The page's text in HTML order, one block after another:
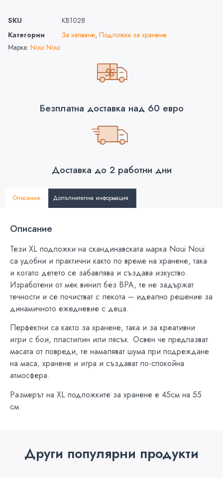
SKU
KB1028
Категории
За хапване, Подложки за хранене
Марка: Noui Noui
Безплатна доставка над 60 евро
Доставка до 2 работни дни
Описание Допълнителна информация
Описание
Тези XL подложки на скандинавската марка Noui Noui
са удобни и практични както по време на хранене, така
и когато детето се забавлява и създава изкуство.
Изработени от мек винил без BPA, те не задържат
течности и се почистват с лекота – идеално решение за
динамичното ежедневие с деца.
Перфектни са както за хранене, така и за креативни
игри с бои, пластилин или пясък. Освен че предпазват
масата от повреди, те намаляват шума при подреждане
на маса, хранене и игра и създават по-спокойна
атмосфера.
Размерът на XL подложките за хранене е 45см на 55
см.
Други популярни продукти